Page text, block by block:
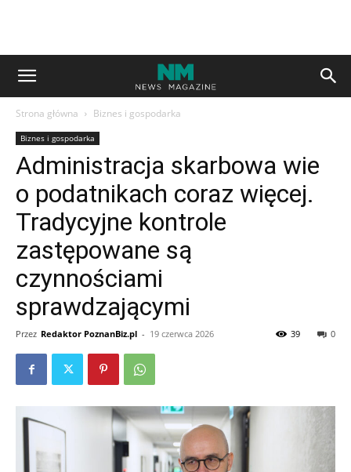
Strona główna Biznes i gospodarka
Biznes i gospodarka
Administracja skarbowa wie
o podatnikach coraz więcej.
Tradycyjne kontrole
zastępowane są
czynnościami
sprawdzającymi
Przez Redaktor PoznanBiz.pl - 19 czerwca 2026 0
39